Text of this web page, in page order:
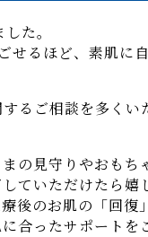
た。
るほど、素肌に
るご相談を多くい
の見守りやおもち
ていただけたら嬉
のお肌の「回復
合ったサポートを